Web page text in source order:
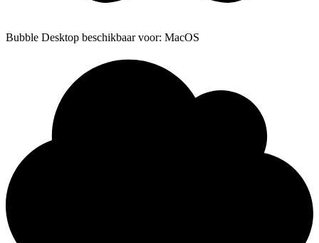
Bubble Desktop beschikbaar voor: MacOS